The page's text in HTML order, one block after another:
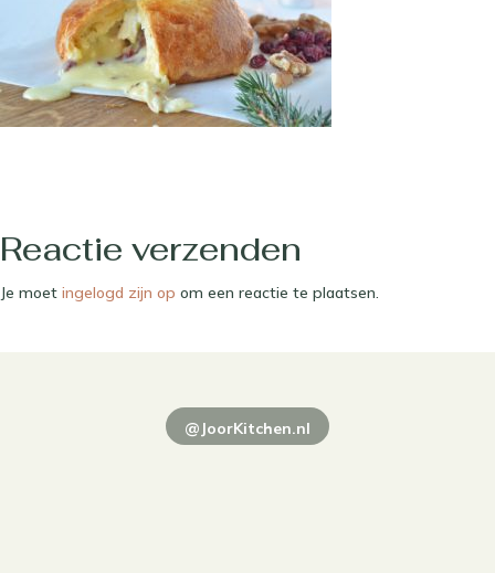
Reactie verzenden
Je moet ingelogd zijn op om een reactie te plaatsen.
@JoorKitchen.nl